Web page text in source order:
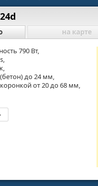
на карте
790 Вт,
до 24 мм,
от 20 до 68 мм,